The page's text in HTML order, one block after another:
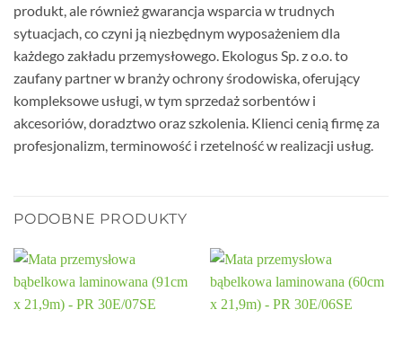
produkt, ale również gwarancja wsparcia w trudnych
sytuacjach, co czyni ją niezbędnym wyposażeniem dla
każdego zakładu przemysłowego. Ekologus Sp. z o.o. to
zaufany partner w branży ochrony środowiska, oferujący
kompleksowe usługi, w tym sprzedaż sorbentów i
akcesoriów, doradztwo oraz szkolenia. Klienci cenią firmę za
profesjonalizm, terminowość i rzetelność w realizacji usług.
PODOBNE PRODUKTY